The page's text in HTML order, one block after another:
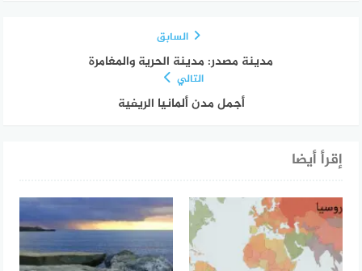
السابق
مدينة مصدر: مدينة الحرية والمغامرة
التالي
أجمل مدن ألمانيا الريفية
إقرأ أيضا